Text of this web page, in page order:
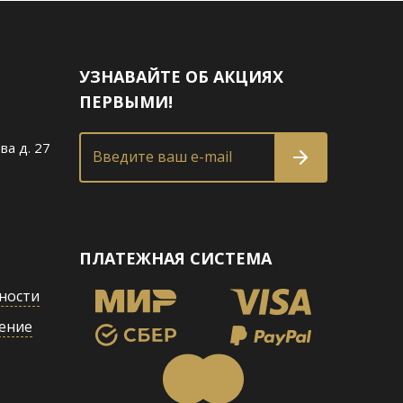
д. 27
УЗНАВАЙТЕ ОБ АКЦИЯХ
ПЕРВЫМИ!
Введите ваш e-mail
ПЛАТЕЖНАЯ СИСТЕМА